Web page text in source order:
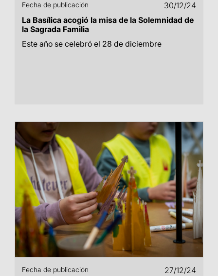
Fecha de publicación
30/12/24
La Basílica acogió la misa de la Solemnidad de
la Sagrada Familia
Este año se celebró el 28 de diciembre
Fecha de publicación 27/12/24